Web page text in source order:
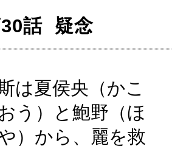
話 疑念
は夏侯央（かこ
う）と鮑野（ほ
）から、麗を救